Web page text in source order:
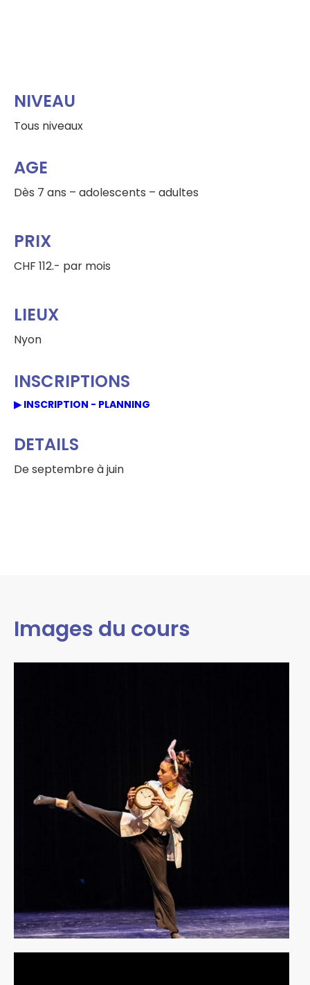
NIVEAU
Tous niveaux
AGE
Dès 7 ans – adolescents – adultes
PRIX
CHF 112.- par mois
LIEUX
Nyon
INSCRIPTIONS
▶ INSCRIPTION - PLANNING
DETAILS
De septembre à juin
Images du cours